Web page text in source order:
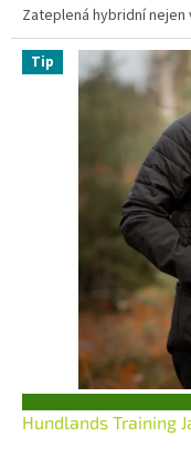
Zateplená hybridní
Tip
Hundlands Training